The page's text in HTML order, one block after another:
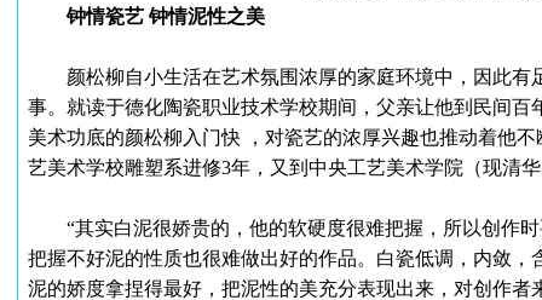
钟情瓷艺 钟情泥性之美
颜松柳自小生活在艺术氛围浓厚的家庭环境中，因此有
事。就读于德化陶瓷职业技术学校期间，父亲让他到民间百
美术功底的颜松柳入门快 ，对瓷艺的浓厚兴趣也推动着他
艺美术学校雕塑系进修3年，又到中央工艺美术学院（现清
“其实白泥很娇贵的，他的软硬度很难把握，所以创作时
把握不好泥的性质也很难做出好的作品。白瓷低调，内敛
泥的娇度拿捏得最好，把泥性的美充分表现出来，对创作者